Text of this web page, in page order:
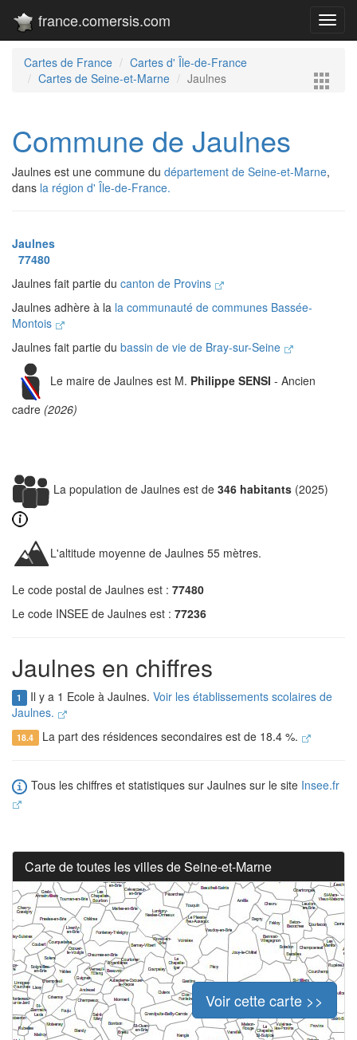
france.comersis.com
Cartes de France
Cartes d' Île-de-France
Cartes de Seine-et-Marne
Jaulnes
Commune de Jaulnes
Jaulnes est une commune du département de Seine-et-Marne,
dans la région d' Île-de-France.
Jaulnes
77480
Jaulnes fait partie du canton de Provins
Jaulnes adhère à la la communauté de communes Bassée-
Montois
Jaulnes fait partie du bassin de vie de Bray-sur-Seine
Le maire de Jaulnes est M. Philippe SENSI - Ancien
cadre (2026)
La population de Jaulnes est de 346 habitants (2025)
L'altitude moyenne de Jaulnes 55 mètres.
Le code postal de Jaulnes est : 77480
Le code INSEE de Jaulnes est : 77236
Jaulnes en chiffres
1 Il y a 1 Ecole à Jaulnes. Voir les établissements scolaires de
Jaulnes.
18.4 La part des résidences secondaires est de 18.4 %.
Tous les chiffres et statistiques sur Jaulnes sur le site Insee.fr
Carte de toutes les villes de Seine-et-Marne
Voir cette carte >>